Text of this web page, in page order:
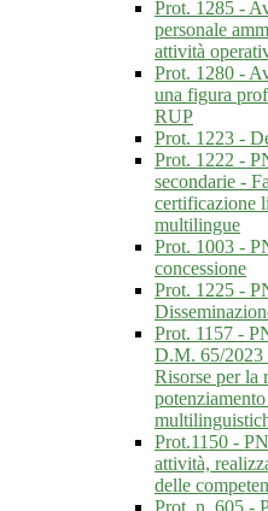
Prot. 1285 -
personale
attività
Prot. 1280 -
una figura
RUP
Prot. 1223 -
Prot. 1222 -
secondarie -
certificazione
multilingue
Prot. 1003 -
concessione
Prot. 1225 -
Prot. 1157 -
D.M. 65/2023
Risorse per la
Prot.1150 -
attività,
delle